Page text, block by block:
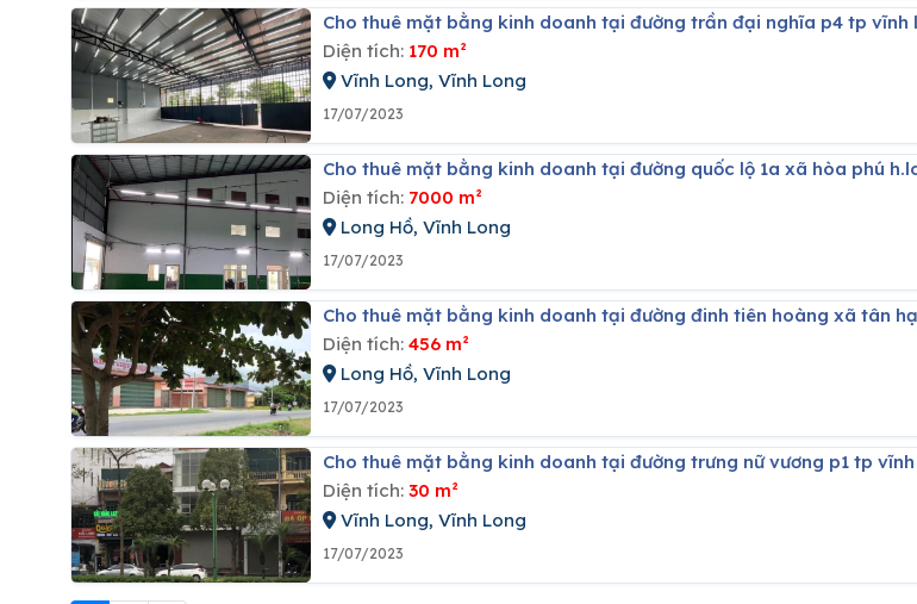
Cho thuê mặt bằng kinh doanh tại đường trần đại nghĩa p4 tp
Diện tích: 170 m²
Vĩnh Long, Vĩnh Long
17/07/2023
Cho thuê mặt bằng kinh doanh tại đường quốc lộ 1a xã hòa phú
Diện tích: 7000 m²
Long Hồ, Vĩnh Long
17/07/2023
Cho thuê mặt bằng kinh doanh tại đường đinh tiên hoàng xã tân
Diện tích: 456 m²
Long Hồ, Vĩnh Long
17/07/2023
Cho thuê mặt bằng kinh doanh tại đường trưng nữ vương p1 tp
Diện tích: 30 m²
Vĩnh Long, Vĩnh Long
17/07/2023